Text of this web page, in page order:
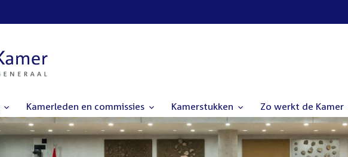
Kamerleden en commissies Kamerstukken Zo werkt de Kamer